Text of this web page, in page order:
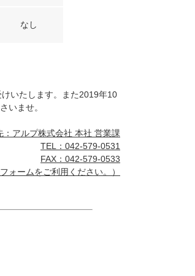
なし
いたします。また2019年10
いませ。
：アルプ株式会社 本社 営業課
TEL：042-579-0531
FAX：042-579-0533
ォームをご利用ください。）